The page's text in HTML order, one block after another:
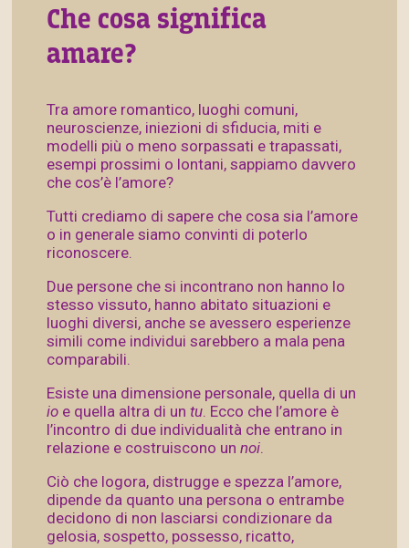
Che cosa significa
amare?
Tra amore romantico, luoghi comuni,
neuroscienze, iniezioni di sfiducia, miti e
modelli più o meno sorpassati e trapassati,
esempi prossimi o lontani, sappiamo davvero
che cos’è l’amore?
Tutti crediamo di sapere che cosa sia l’amore
o in generale siamo convinti di poterlo
riconoscere.
Due persone che si incontrano non hanno lo
stesso vissuto, hanno abitato situazioni e
luoghi diversi, anche se avessero esperienze
simili come individui sarebbero a mala pena
comparabili.
Esiste una dimensione personale, quella di un
io e quella altra di un tu. Ecco che l’amore è
l’incontro di due individualità che entrano in
relazione e costruiscono un noi.
Ciò che logora, distrugge e spezza l’amore,
dipende da quanto una persona o entrambe
decidono di non lasciarsi condizionare da
gelosia, sospetto, possesso, ricatto,